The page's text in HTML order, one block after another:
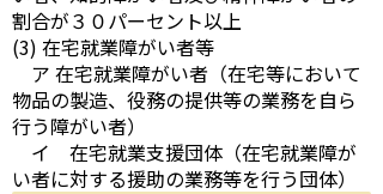
割合が３０パーセント以上
(3) 在宅就業障がい者等
ア 在宅就業障がい者（在宅等において
物品の製造、役務の提供等の業務を自ら
行う障がい者）
イ 在宅就業支援団体（在宅就業障が
い者に対する援助の業務等を行う団体）